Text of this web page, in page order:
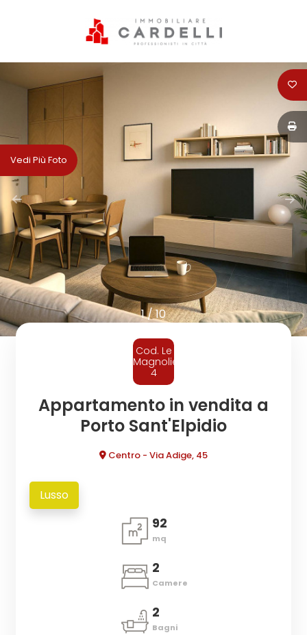
1/10
Vedi Più Foto
Cod. Le
Magnolie-
4
Appartamento in vendita a
Porto Sant'Elpidio
Centro - Via Adige, 45
Lusso
92
mq
2
Camere
2
Bagni
PERCHÈ
SCEGLIERE
IMMOBILIARE
SERVIZI
VENDITA
AFFITTI
CONTATTI
Contratto
Qualsiasi
Affitto
Scegli
dove
cercare
Tipologia